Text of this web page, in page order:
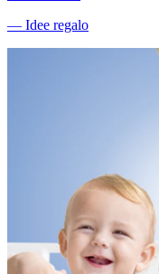
― Idee regalo